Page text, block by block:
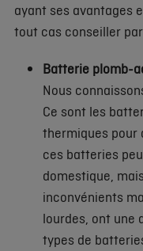
ayant ses avantages
tout cas conseiller
Batterie plomb-
Nous
Ce sont les
thermiques pour
ces batteries
domestique,
inconvénients
lourdes, ont une
types de